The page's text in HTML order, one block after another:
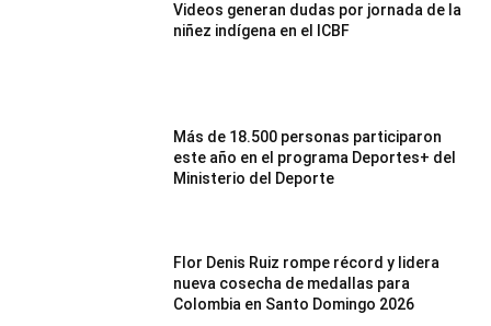
Videos generan dudas por jornada de la
niñez indígena en el ICBF
Más de 18.500 personas participaron
este año en el programa Deportes+ del
Ministerio del Deporte
Flor Denis Ruiz rompe récord y lidera
nueva cosecha de medallas para
Colombia en Santo Domingo 2026